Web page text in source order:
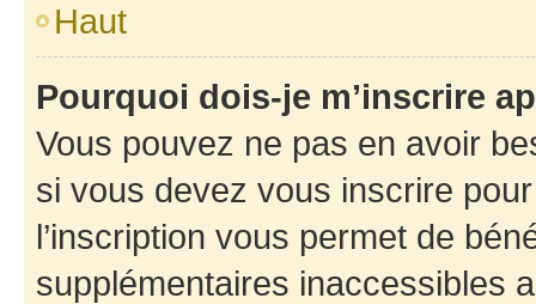
Haut
Pourquoi dois-je m’inscrire
Vous pouvez ne pas en avoir
si vous devez vous inscrire
l’inscription vous permet de
supplémentaires inaccessibles